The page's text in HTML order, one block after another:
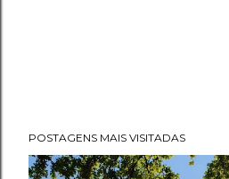
POSTAGENS MAIS VISITADAS